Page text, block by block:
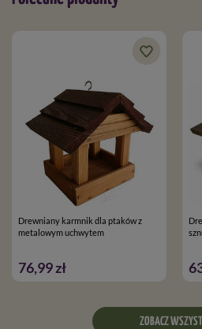
Drewniany karmnik dla ptaków z
metalowym uchwytem
76,99 zł
ZOBACZ